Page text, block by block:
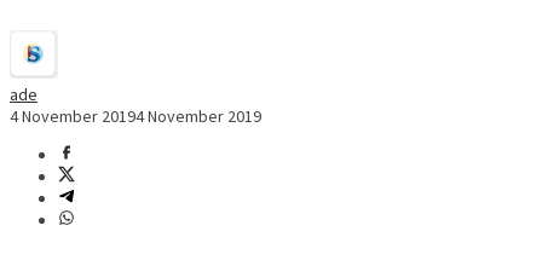
ade
4 November 20194 November 2019